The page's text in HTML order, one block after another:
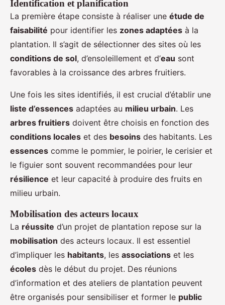
Identification et planification
La première étape consiste à réaliser une étude de
faisabilité pour identifier les zones adaptées à la
plantation. Il s’agit de sélectionner des sites où les
conditions de sol, d’ensoleillement et d’eau sont
favorables à la croissance des arbres fruitiers.
Une fois les sites identifiés, il est crucial d’établir une
liste d’essences adaptées au milieu urbain. Les
arbres fruitiers doivent être choisis en fonction des
conditions locales et des besoins des habitants. Les
essences comme le pommier, le poirier, le cerisier et
le figuier sont souvent recommandées pour leur
résilience et leur capacité à produire des fruits en
milieu urbain.
Mobilisation des acteurs locaux
La réussite d’un projet de plantation repose sur la
mobilisation des acteurs locaux. Il est essentiel
d’impliquer les habitants, les associations et les
écoles dès le début du projet. Des réunions
d’information et des ateliers de plantation peuvent
être organisés pour sensibiliser et former le public